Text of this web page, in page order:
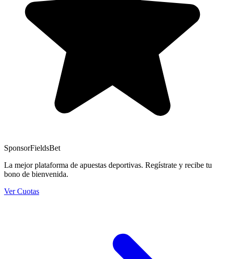
SponsorFieldsBet
La mejor plataforma de apuestas deportivas. Regístrate y recibe tu
bono de bienvenida.
Ver Cuotas